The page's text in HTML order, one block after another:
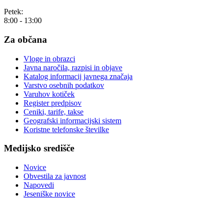
Petek:
8:00 - 13:00
Za občana
Vloge in obrazci
Javna naročila, razpisi in objave
Katalog informacij javnega značaja
Varstvo osebnih podatkov
Varuhov kotiček
Register predpisov
Ceniki, tarife, takse
Geografski informacijski sistem
Koristne telefonske številke
Medijsko središče
Novice
Obvestila za javnost
Napovedi
Jeseniške novice